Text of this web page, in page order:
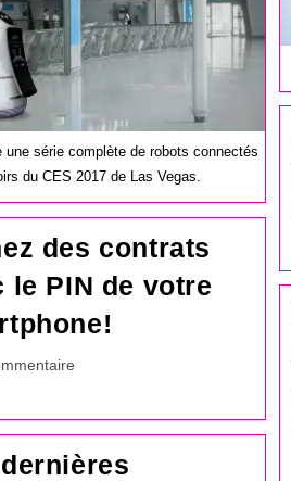
une série complète de robots connectés
du CES 2017 de Las Vegas.
des contrats
le PIN de votre
: